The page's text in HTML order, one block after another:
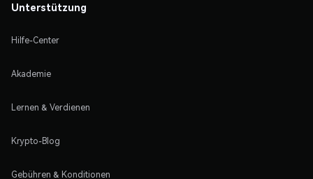
Unterstützung
Hilfe-Center
Akademie
Lernen & Verdienen
Krypto-Blog
Gebühren & Konditionen